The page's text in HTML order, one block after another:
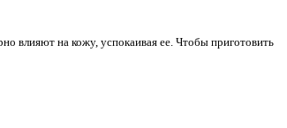
влияют на кожу, успокаивая ее. Чтобы приготовить